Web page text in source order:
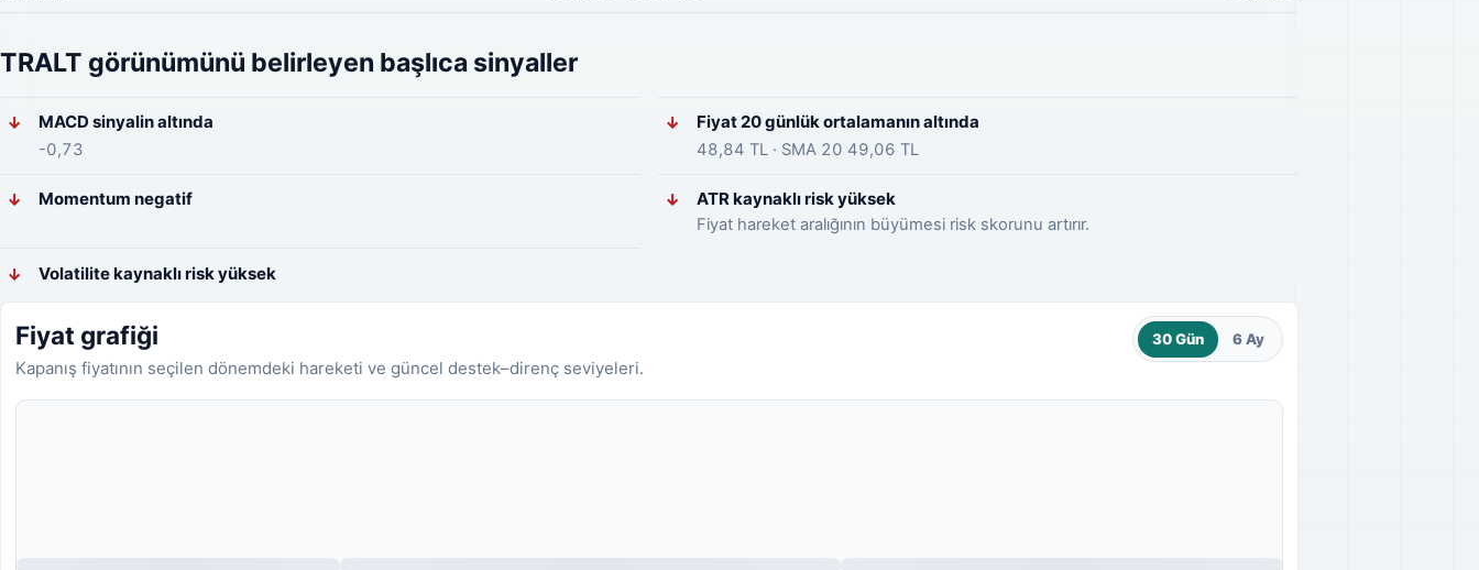
TRALT görünümünü belirleyen başlıca sinyaller
↓ MACD sinyalin altında
-0,73
↓ Fiyat 20 günlük ortalamanın altında
48,84 TL · SMA 20 49,06 TL
↓ Momentum negatif ↓ ATR kaynaklı risk yüksek
Fiyat hareket aralığının büyümesi risk skorunu artırır.
↓ Volatilite kaynaklı risk yüksek
Fiyat grafiği
Kapanış fiyatının seçilen dönemdeki hareketi ve güncel destek–direnç seviyeleri.
30 Gün 6 Ay